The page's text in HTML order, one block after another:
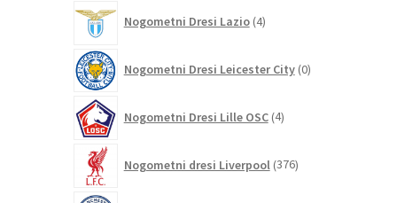
Nogometni Dresi Lazio 4izdelki
Nogometni Dresi Leicester City 0izdelkov
Nogometni Dresi Lille OSC 4izdelki
Nogometni dresi Liverpool 376izdelkov